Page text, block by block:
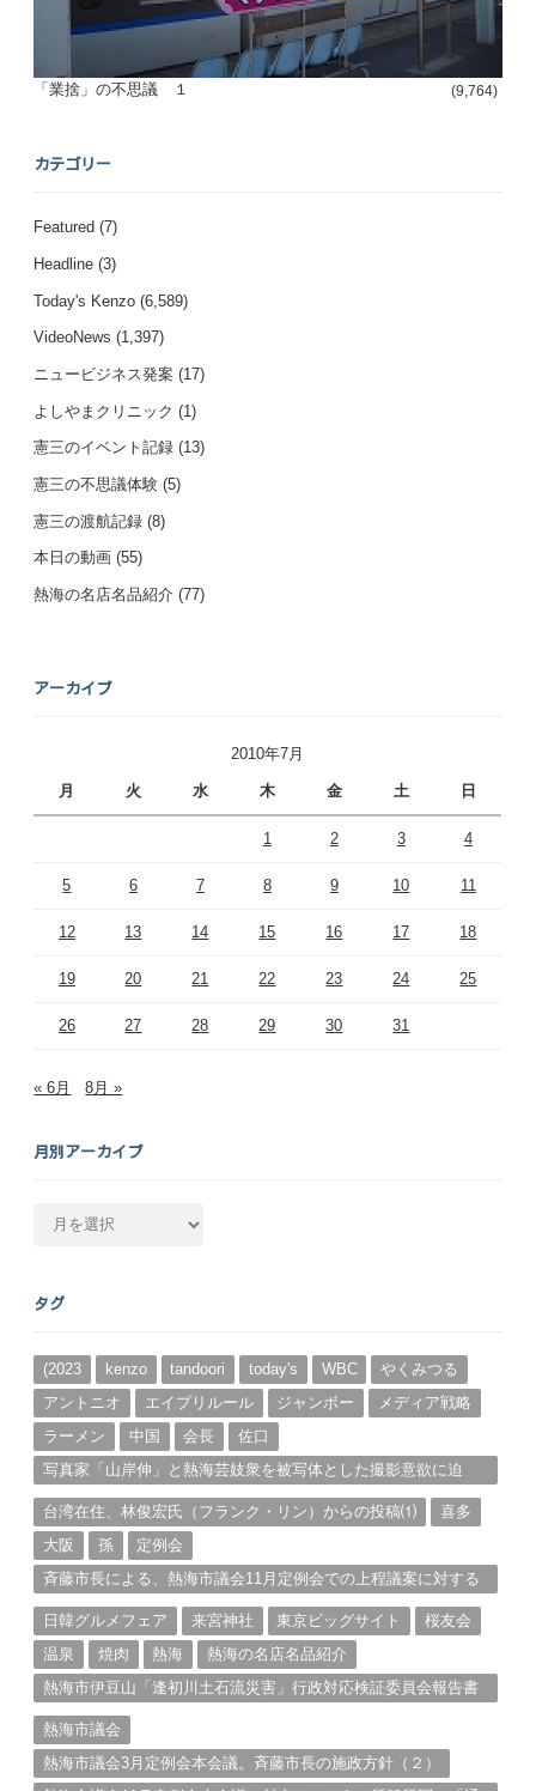
「業捨」の不思議 １ (9,764)
カテゴリー
Featured (7)
Headline (3)
Today's Kenzo (6,589)
VideoNews (1,397)
ニュービジネス発案 (17)
よしやまクリニック (1)
憲三のイベント記録 (13)
憲三の不思議体験 (5)
憲三の渡航記録 (8)
本日の動画 (55)
熱海の名店名品紹介 (77)
アーカイブ
2010年7月
月 火 水 木 金 土 日
1 2 3 4
5 6 7 8 9 10 11
12 13 14 15 16 17 18
19 20 21 22 23 24 25
26 27 28 29 30 31
« 6月 8月 »
月別アーカイブ
カ
ブ
タグ
(2023 kenzo tandoori today's WBC
やくみつる
アントニオ
エイプリルール ジャンボー
メディア戦略
ラーメン
中国 会長
佐口
写真家「山岸伸」と熱海芸妓衆を被写体とした撮影意欲に迫
台湾在住、林俊宏氏（フランク・リン）からの投稿⑴
喜多
大阪
孫
定例会
斉藤市長による、熱海市議会11月定例会での上程議案に対する
日韓グルメフェア
来宮神社 東京ビッグサイト
桜友会
温泉
焼肉 熱海
熱海の名店名品紹介
熱海市伊豆山「逢初川土石流災害」行政対応検証委員会報告書
熱海市議会
熱海市議会3月定例会本会議。斉藤市長の施政方針（２）